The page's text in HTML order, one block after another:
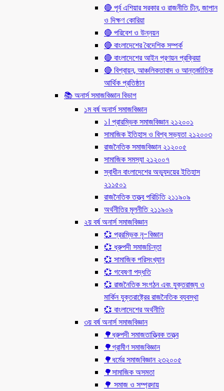
🔴 পূর্ব এশিয়ার সরকার ও রাজনীতি চীন, জাপান
ও দিক্ষণ কোরিয়া
🔴 পরিবেশ ও উন্নয়ন
🔴 বাংলাদেশের বৈদেশিক সম্পর্ক
🔴 বাংলাদেশের আইন প্রণয়ন প্রক্রিয়া
🔴 বিশ্বায়ন, আঞ্চলিকতাবাদ ও আন্তর্জাতিক
আর্থিক প্রতিষ্ঠান
📚 অনার্স সমাজবিজ্ঞান বিভাগ
১ম বর্ষ অনার্স সমাজবিজ্ঞান
১। প্রারম্ভিক সমাজবিজ্ঞান ২১২০০১
সামাজিক ইতিহাস ও বিশ্ব সভ্যতা ২১২০০৩
রাজনৈতিক সমাজবিজ্ঞান ২১২০০৫
সামাজিক সমস্যা ২১২০০৭
স্বাধীন বাংলাদেশের অভ্যুদয়ের ইতিহাস
২১১৫০১
রাজনৈতিক তত্ত্ব পরিচিতি ২১১৯০৯
অর্থনীতির মূলনীতি ২১১৯০৯
২য় বর্ষ অনার্স সমাজবিজ্ঞান
💞 প্ররম্ভিক নৃ-বিজ্ঞান
💞 ধ্রুপদী সমাজচিন্তা
💞 সামাজিক পরিসংখ্যান
💞 গবেষণা পদ্ধতি
💞 রাজনৈতিক সংগঠন এবং যুক্তরাজ্য ও
মার্কিন যুক্তরাষ্ট্রের রাজনৈতিক ব্যবস্থা
💞 বাংলাদেশের অর্থনীতি
৩য় বর্ষ অনার্স সমাজবিজ্ঞান
🌳ধ্রুপদী সমাজতাত্ত্বিক তত্ত্ব
🌳গ্রামীণ সমাজবিজ্ঞান
🌳ধর্মের সমাজবিজ্ঞান ২৩২০০৫
🌳সামাজিক অসমতা
🌳 সমাজ ও সম্প্রদায়